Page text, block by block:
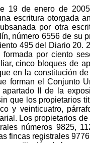
19 de enero de
escritura otorgada
por otra
número 6556 de su
495 del Diario 20.
formada por ciento
cinco bloques de
en la constitución
forman el Conjunto
II de la
que los propietarios
y veinticuatro,
Los propietarios
números 9825,
fincas registrales